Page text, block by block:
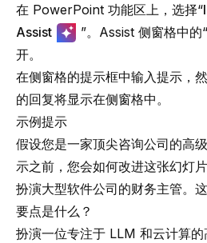
在 PowerPoint 功能区上，选择“
Assist
”。Assist 侧窗格中的“
开。
在侧窗格的提示框中输入提示，
的回复将显示在侧窗格中。
示例提示
假设您是一家顶尖咨询公司的高
示之前，您会如何改进这张幻灯
扮演大型软件公司的财务主管。
要点是什么？
扮演一位专注于 LLM 和云计算